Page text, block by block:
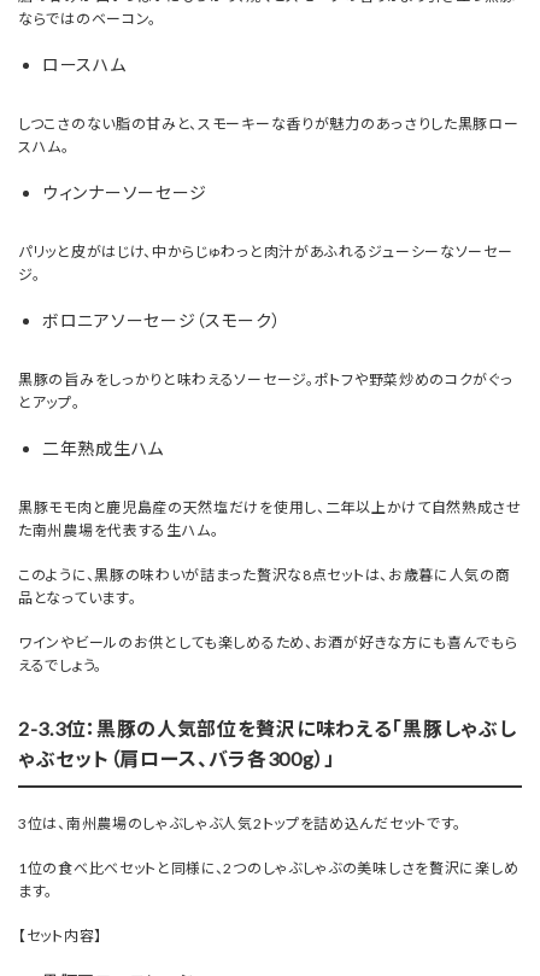
ならではのベーコン。
ロースハム
しつこさのない脂の甘みと、スモーキーな香りが魅力のあっさりした黒豚ロー
スハム。
ウィンナーソーセージ
パリッと皮がはじけ、中からじゅわっと肉汁があふれるジューシーなソーセー
ジ。
ボロニアソーセージ（スモーク）
黒豚の旨みをしっかりと味わえるソーセージ。ポトフや野菜炒めのコクがぐっ
とアップ。
二年熟成生ハム
黒豚モモ肉と鹿児島産の天然塩だけを使用し、二年以上かけて自然熟成させ
た南州農場を代表する生ハム。
このように、黒豚の味わいが詰まった贅沢な8点セットは、お歳暮に人気の商
品となっています。
ワインやビールのお供としても楽しめるため、お酒が好きな方にも喜んでもら
えるでしょう。
2-3.3位：黒豚の人気部位を贅沢に味わえる「黒豚しゃぶし
ゃぶセット（肩ロース、バラ各300g）」
3位は、南州農場のしゃぶしゃぶ人気2トップを詰め込んだセットです。
1位の食べ比べセットと同様に、2つのしゃぶしゃぶの美味しさを贅沢に楽しめ
ます。
【セット内容】